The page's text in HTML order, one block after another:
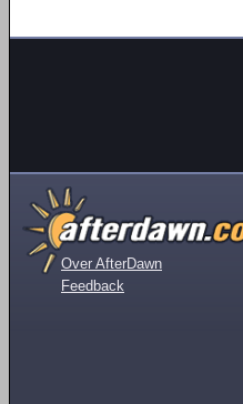
Over AfterDawn
Feedback